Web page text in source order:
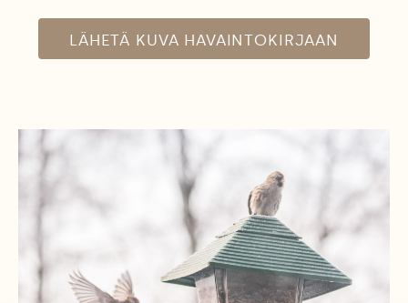
LÄHETÄ KUVA HAVAINTOKIRJAAN